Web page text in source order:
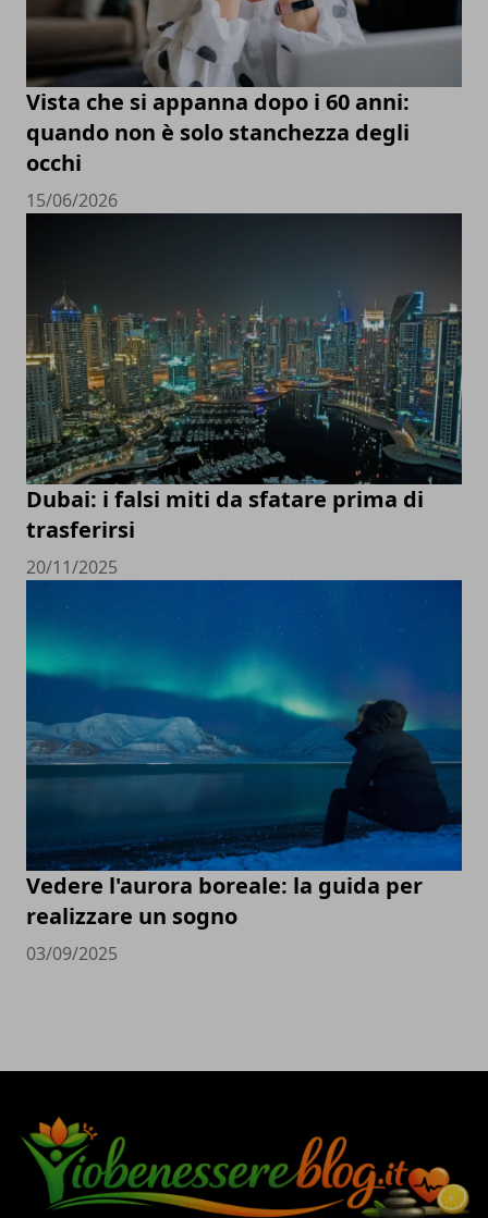
Vista che si appanna dopo i 60 anni:
quando non è solo stanchezza degli
occhi
15/06/2026
Dubai: i falsi miti da sfatare prima di
trasferirsi
20/11/2025
Vedere l'aurora boreale: la guida per
realizzare un sogno
03/09/2025